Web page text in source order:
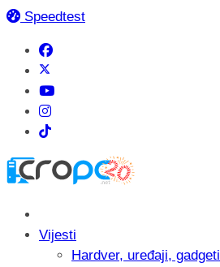
Speedtest
Vijesti
Hardver, uređaji, gadgeti